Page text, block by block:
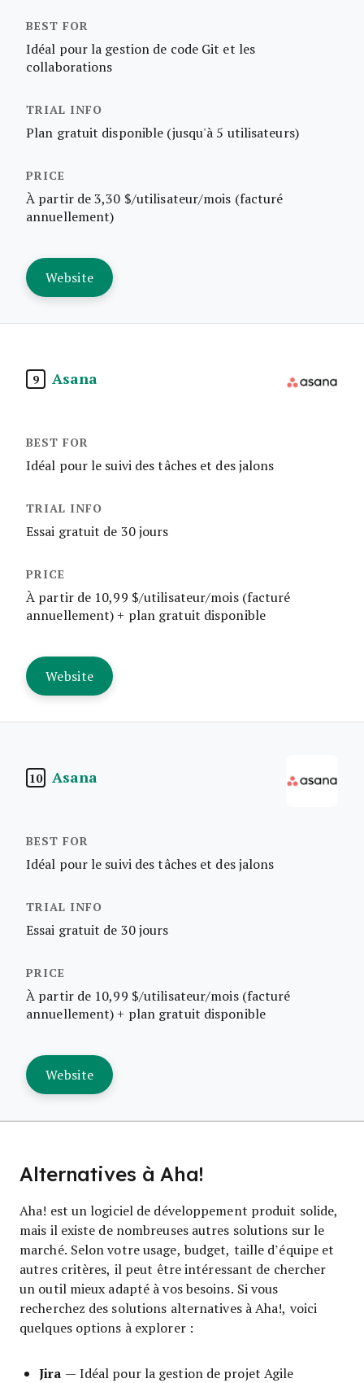
Idéal pour la gestion de code Git et les
collaborations
Plan gratuit disponible (jusqu'à 5 utilisateurs)
À partir de 3,30 $/utilisateur/mois (facturé
annuellement)
Website
9 Asana
Idéal pour le suivi des tâches et des jalons
Essai gratuit de 30 jours
À partir de 10,99 $/utilisateur/mois (facturé
annuellement) + plan gratuit disponible
Website
10 Asana
Idéal pour le suivi des tâches et des jalons
Essai gratuit de 30 jours
À partir de 10,99 $/utilisateur/mois (facturé
annuellement) + plan gratuit disponible
Website
Alternatives à Aha!
Aha! est un logiciel de développement produit solide,
mais il existe de nombreuses autres solutions sur le
marché. Selon votre usage, budget, taille d’équipe et
autres critères, il peut être intéressant de chercher
un outil mieux adapté à vos besoins. Si vous
recherchez des solutions alternatives à Aha!, voici
quelques options à explorer :
Jira — Idéal pour la gestion de projet Agile